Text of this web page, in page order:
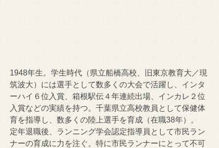
1948年生。学生時代（県立船橋高校、旧東京教育大／現
筑波大）には選手として数多くの大会で活躍し、インタ
ーハイ６位入賞、箱根駅伝４年連続出場、インカレ２位
入賞などの実績を持つ。千葉県立高校教員として保健体
育を指導し、数多くの陸上選手を育成（在職38年）。
定年退職後、ランニング学会認定指導員として市民ラン
ナーの育成に力を注ぐ。特に市民ランナーにとって不可